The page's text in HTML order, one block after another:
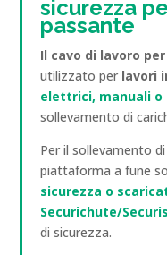
sicurezza
passante
Il cavo di lavoro
utilizzato per lavori
elettrici, manuali
sollevamento di
Per il sollevamento
piattaforma a fune
sicurezza o
Securichute/
di sicurezza.